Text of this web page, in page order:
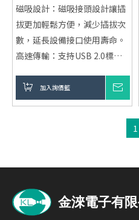
磁吸設計：磁吸接頭設計讓插
拔更加輕鬆方便，減少插拔次
數，延長設備接口使用壽命。
高速傳輸：支持USB 2.0標
480Mbps，適合快速傳輸各類
文件、圖片及音樂。
多設備兼容性：適用於多種設
移動電源等，滿足各類需求。
智能充電保護：內建智能芯
加入詢價籃
1